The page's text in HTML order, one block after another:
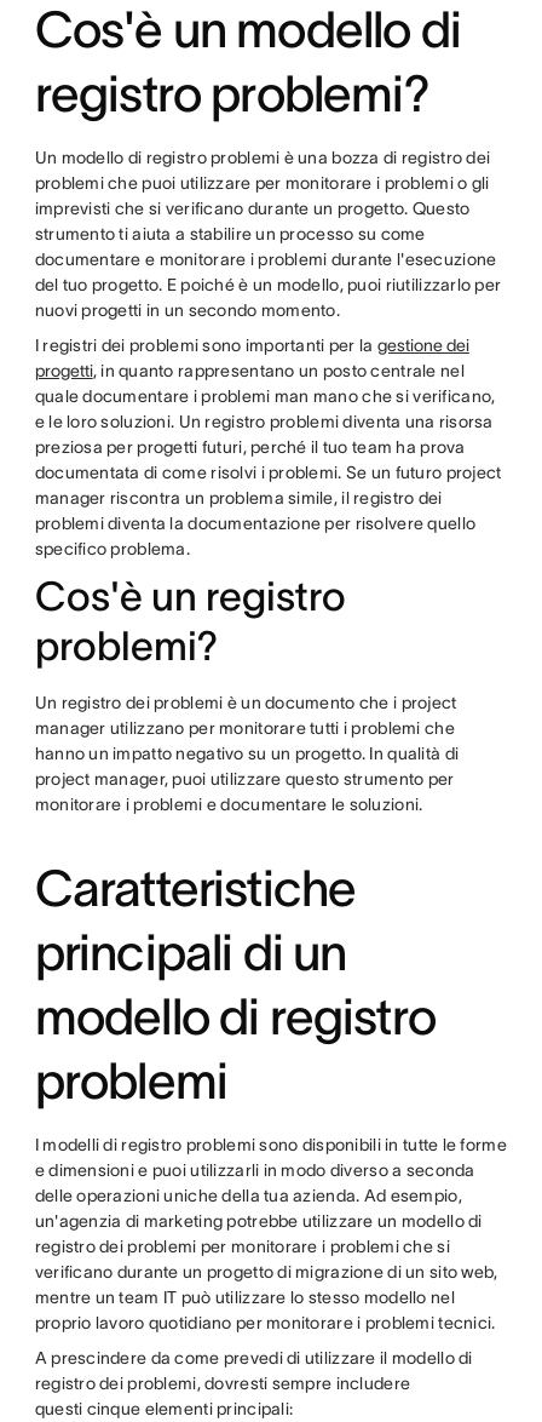
Cos'è un modello di
registro problemi?
Un modello di registro problemi è una bozza di registro dei
problemi che puoi utilizzare per monitorare i problemi o gli
imprevisti che si verificano durante un progetto. Questo
strumento ti aiuta a stabilire un processo su come
documentare e monitorare i problemi durante l'esecuzione
del tuo progetto. E poiché è un modello, puoi riutilizzarlo per
nuovi progetti in un secondo momento.
I registri dei problemi sono importanti per la gestione dei
progetti, in quanto rappresentano un posto centrale nel
quale documentare i problemi man mano che si verificano,
e le loro soluzioni. Un registro problemi diventa una risorsa
preziosa per progetti futuri, perché il tuo team ha prova
documentata di come risolvi i problemi. Se un futuro project
manager riscontra un problema simile, il registro dei
problemi diventa la documentazione per risolvere quello
specifico problema.
Cos'è un registro
problemi?
Un registro dei problemi è un documento che i project
manager utilizzano per monitorare tutti i problemi che
hanno un impatto negativo su un progetto. In qualità di
project manager, puoi utilizzare questo strumento per
monitorare i problemi e documentare le soluzioni.
Caratteristiche
principali di un
modello di registro
problemi
I modelli di registro problemi sono disponibili in tutte le forme
e dimensioni e puoi utilizzarli in modo diverso a seconda
delle operazioni uniche della tua azienda. Ad esempio,
un'agenzia di marketing potrebbe utilizzare un modello di
registro dei problemi per monitorare i problemi che si
verificano durante un progetto di migrazione di un sito web,
mentre un team IT può utilizzare lo stesso modello nel
proprio lavoro quotidiano per monitorare i problemi tecnici.
A prescindere da come prevedi di utilizzare il modello di
registro dei problemi, dovresti sempre includere
questi cinque elementi principali: